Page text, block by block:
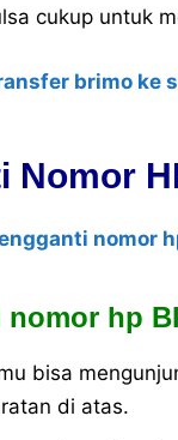
cukup untuk
brimo ke
Nomor
nomor
nomor hp
bisa
di atas.